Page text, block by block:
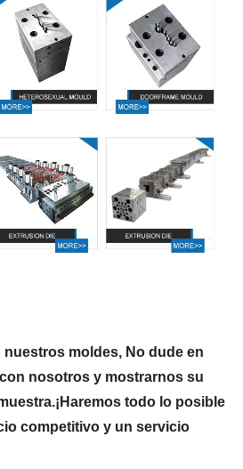
nuestros moldes, No dude en
nosotros y mostrarnos su
¡Haremos todo lo posible
competitivo y un servicio